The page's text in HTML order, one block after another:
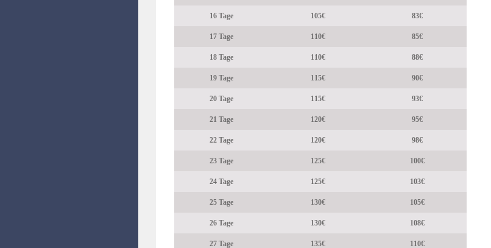
16 Tage 105€ 83€
17 Tage 110€ 85€
18 Tage 110€ 88€
19 Tage 115€ 90€
20 Tage 115€ 93€
21 Tage 120€ 95€
22 Tage 120€ 98€
23 Tage 125€ 100€
24 Tage 125€ 103€
25 Tage 130€ 105€
26 Tage 130€ 108€
27 Tage 135€ 110€